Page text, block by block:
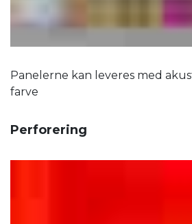
Panelerne kan leveres med
farve
Perforering